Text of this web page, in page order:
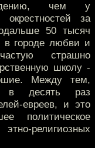
чем у
за
50 тысяч
в городе любви и
страшно
школу -
Между тем,
в десять раз
евреев, и это
политическое
религиозных